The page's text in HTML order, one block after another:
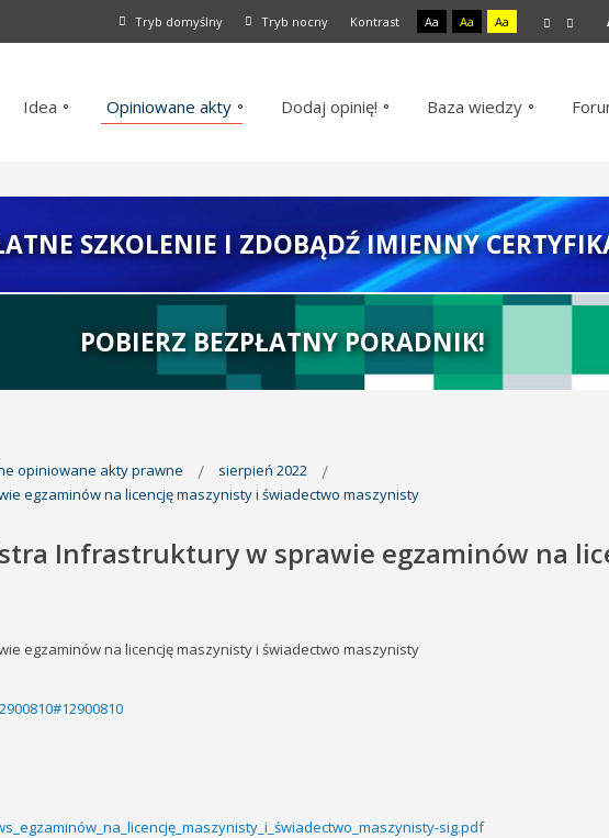
Tryb domyślny Tryb nocny Kontrast Aa Aa Aa
Idea Opiniowane akty Dodaj opinię! Baza wiedzy
SZKOLENIE I ZDOBĄDŹ IMIENNY
POBIERZ BEZPŁATNY PORADNIK!
opiniowane akty prawne
sierpień 2022
egzaminów na licencję maszynisty i świadectwo maszynisty
Infrastruktury w sprawie egzaminów na
egzaminów na licencję maszynisty i świadectwo maszynisty
sig.pdf